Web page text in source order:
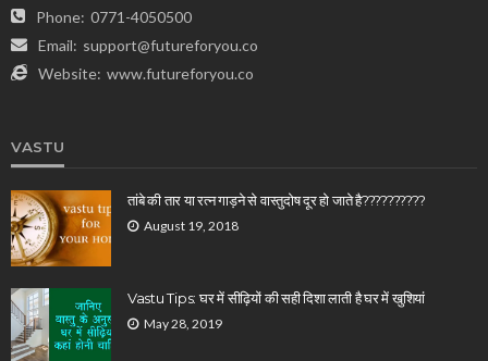
Phone: 0771-4050500
Email: support@futureforyou.co
Website: www.futureforyou.co
VASTU
तांबे की तार या रत्न गाड़ने से वास्तुदोष दूर हो जाते है??????????
August 19, 2018
Vastu Tips: घर में सीढ़ियों की सही दिशा लाती है घर में खुशियां
May 28, 2019